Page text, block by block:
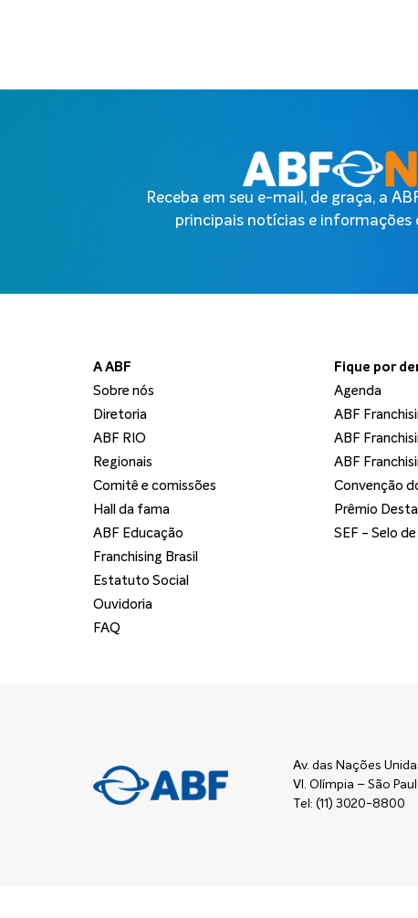
Receba em seu e-mail, de graça, a
principais notícias e informações
A ABF
Sobre nós
Diretoria
ABF RIO
Regionais
Comitê e comissões
Hall da fama
ABF Educação
Franchising Brasil
Estatuto Social
Ouvidoria
FAQ
Fique por
Agenda
ABF
ABF
ABF
Convenção
Prêmio
SEF - Selo
Av. das Nações
Vl. Olímpia – São
Tel: (11) 3020-8800